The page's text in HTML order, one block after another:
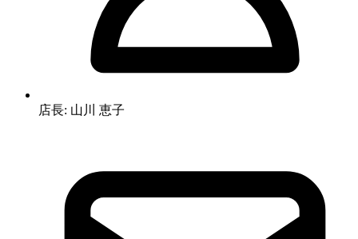
店長: 山川 恵子